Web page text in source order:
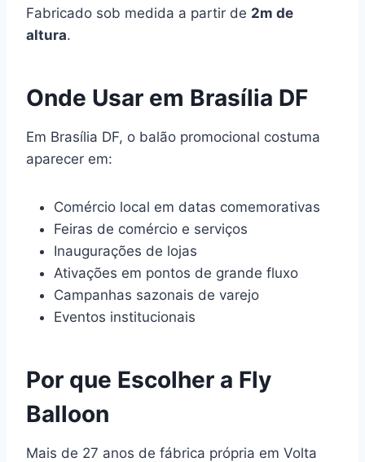
Fabricado sob medida a partir de 2m de
altura.
Onde Usar em Brasília DF
Em Brasília DF, o balão promocional costuma
aparecer em:
Comércio local em datas comemorativas
Feiras de comércio e serviços
Inaugurações de lojas
Ativações em pontos de grande fluxo
Campanhas sazonais de varejo
Eventos institucionais
Por que Escolher a Fly
Balloon
Mais de 27 anos de fábrica própria em Volta